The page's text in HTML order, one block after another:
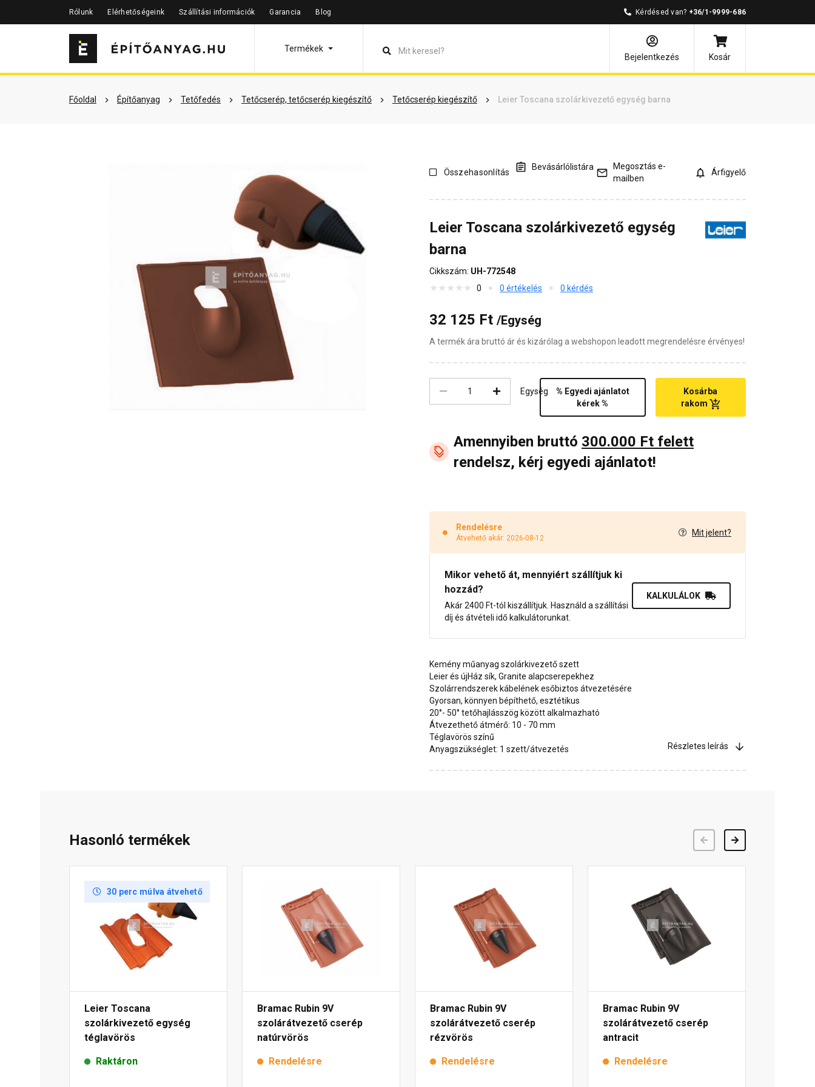
Rólunk Elérhetőségeink Szállítási információk Garancia Blog Kérdésed van? +36/1-9999-686
Termékek
Bejelentkezés
Kosár
Főoldal Építőanyag Tetőfedés Tetőcserép, tetőcserép kiegészítő Tetőcserép kiegészítő Leier Toscana szolárkivezető egység barna
Szükséged lehet rá Részletes leírás Termékinformáció Vásárlói vélemények Kérdések és válaszok Kapcsolódó cikkek
Összehasonlítás
Bevásárlólistára
Megosztás e-
mailben
Árfigyelő
Leier Toscana szolárkivezető egység
barna
Cikkszám: UH-772548
0
0 értékelés 0 kérdés
32 125 Ft /Egység
A termék ára bruttó ár és kizárólag a webshopon leadott megrendelésre érvényes!
Egység
% Egyedi ajánlatot
kérek %
Kosárba
rakom
Amennyiben bruttó 300.000 Ft felett
rendelsz, kérj egyedi ajánlatot!
Rendelésre
Átvehető akár: 2026-08-12
Mit jelent?
Mikor vehető át, mennyiért szállítjuk ki
hozzád?
Akár 2400 Ft-tól kiszállítjuk. Használd a szállítási
díj és átvételi idő kalkulátorunkat.
KALKULÁLOK
Kemény műanyag szolárkivezető szett
Leier és újHáz sík, Granite alapcserepekhez
Szolárrendszerek kábelének esőbiztos átvezetésére
Gyorsan, könnyen bépíthető, esztétikus
20°- 50° tetőhajlásszög között alkalmazható
Átvezethető átmérő: 10 - 70 mm
Téglavörös színű
Anyagszükséglet: 1 szett/átvezetés
Részletes leírás
Hasonló termékek
30 perc múlva átvehető
Leier Toscana
szolárkivezető egység
téglavörös
Raktáron
Bramac Rubin 9V
szolárátvezető cserép
natúrvörös
Rendelésre
Bramac Rubin 9V
szolárátvezető cserép
rézvörös
Rendelésre
Bramac Rubin 9V
szolárátvezető cserép
antracit
Rendelésre